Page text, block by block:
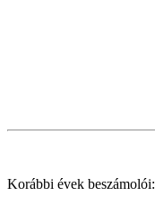
Korábbi évek beszámolói: